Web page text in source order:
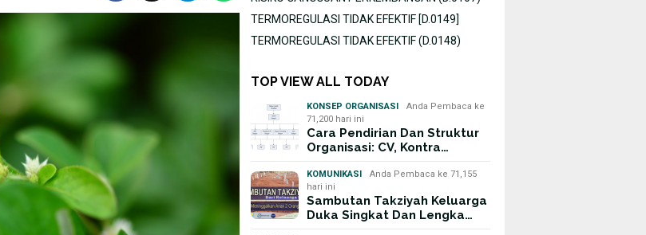
TERMOREGULASI TIDAK EFEKTIF [D.0149]
TERMOREGULASI TIDAK EFEKTIF (D.0148)
TOP VIEW ALL TODAY
KONSEP ORGANISASI
Anda Pembaca ke
71,200 hari ini
Cara Pendirian Dan Struktur
Organisasi: CV, Kontra…
KOMUNIKASI
Anda Pembaca ke 71,155
hari ini
Sambutan Takziyah Keluarga
Duka Singkat Dan Lengka…